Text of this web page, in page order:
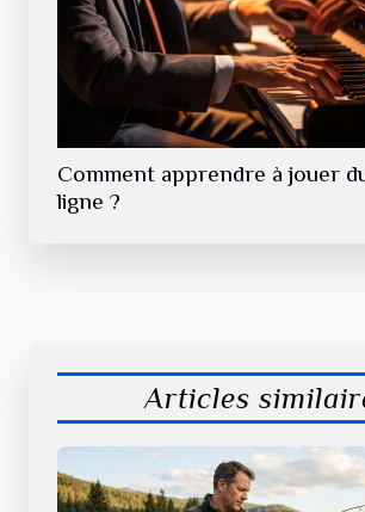
Comment apprendre à jouer
ligne ?
Articles